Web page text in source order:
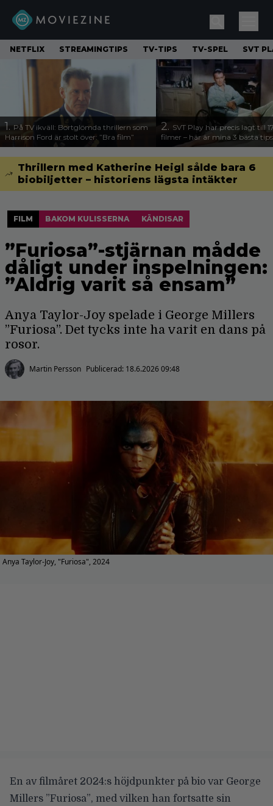
NETFLIX STREAMINGTIPS TV-TIPS TV-SPEL SVT
1. På TV ikväll: Bortglömda thrillern som
Harrison Ford är stolt över: ”Bra film”
2. SVT Play har precis lagt till
filmer – här är mina 3 bästa tips
Thrillern med Katherine Heigl sålde bara 6
biobiljetter – historiens lägsta intäkter
FILM BAKOM KULISSERNA KÄNDISAR
”Furiosa”-stjärnan mådde
dåligt under inspelningen:
”Aldrig varit så ensam”
Anya Taylor-Joy spelade i George Millers
”Furiosa”. Det tycks inte ha varit en dans på
rosor.
Martin Persson Publicerad: 18.6.2026 09:48
Anya Taylor-Joy, "Furiosa", 2024
En av filmåret 2024:s höjdpunkter på bio var George
Millers ”Furiosa”, med vilken han fortsatte sin